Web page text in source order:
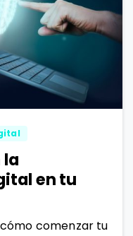
1
la
en tu
comenzar tu